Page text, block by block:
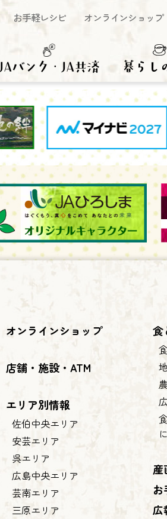
お手軽レシピ オンラインショップ
JAバンク・JA共済 らし
オンラインショップ
店舗・施設・ATM
エリア別情報
佐伯中央エリア
安芸エリア
呉エリア
広島中央エリア
芸南エリア
三原エリア
食
産
広